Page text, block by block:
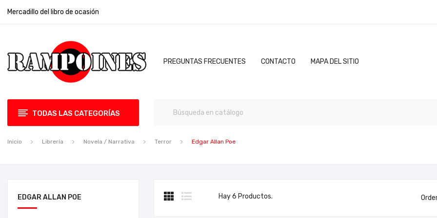
Mercadillo del libro de ocasión
PREGUNTAS FRECUENTES CONTACTO MAPA DEL SITIO
TODAS LAS CATEGORÍAS
Inicio Librería Novela / Narrativa Terror Edgar Allan Poe
EDGAR ALLAN POE Hay 6 Productos.